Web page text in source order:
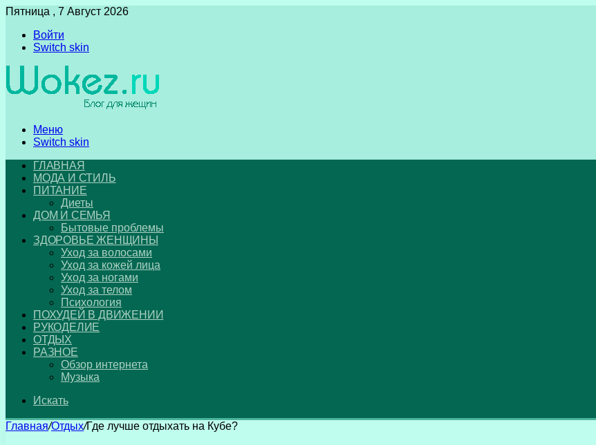
Пятница , 7 Август 2026
Войти
Switch skin
Меню
Switch skin
ГЛАВНАЯ
МОДА И СТИЛЬ
ПИТАНИЕ
Диеты
ДОМ И СЕМЬЯ
Бытовые проблемы
ЗДОРОВЬЕ ЖЕНЩИНЫ
Уход за волосами
Уход за кожей лица
Уход за ногами
Уход за телом
Психология
ПОХУДЕЙ В ДВИЖЕНИИ
РУКОДЕЛИЕ
ОТДЫХ
РАЗНОЕ
Обзор интернета
Музыка
Искать
Главная/Отдых/Где лучше отдыхать на Кубе?